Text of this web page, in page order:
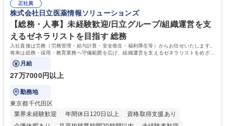
でも質問・相談できる環境が整っているため、安心して成長できます。 募
集職種 【森ビルG】人事・総務◆賞与5ヶ月◆年休120日◆残業少なめ◆
リモート可
務に挑戦できるため、自身の成長と組織への貢献度をダイレクトに実感で
きます。 残業少なめ、週1日リモート可など、ワークライフバランスを保
ち長期活躍できる環境です。 「これまでの幅広い経験を活かし、長期的な
キャリアを築きたい」という前向きな意欲と挑戦を全力で応援します。 学
歴・資格 学歴：大学院 大学 高専 短大 専修学校 高校 語学力： 資格：日商
簿記検定1級 日商簿記検定2級 日商簿記検定3級
正社員
株式会社日立医薬情報ソリューションズ
【総務・人事】未経験歓迎/日立グループ/組織運営を支
えるゼネラリストを目指す 総務
入社直後は労務（労務管理・給与計算・安全衛生・福利厚生等）からお任せいたします。
将来は総務・採用・教育業務へ守備範囲を広げ、組織運営を支えるゼネラリストをめざせ
ます。
月給
27万7000円以上
勤務地
東京都千代田区
業界未経験歓迎
年間休日120日以上
資格取得支援あり